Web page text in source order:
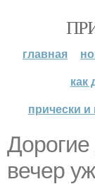
главная
как
прически
вечер